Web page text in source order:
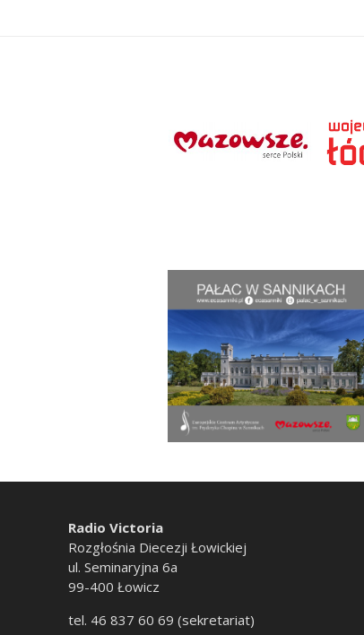
Radio Victoria
Rozgłośnia Diecezji Łowickiej
ul. Seminaryjna 6a
99-400 Łowicz
tel. 46 837 60 69 (sekretariat)